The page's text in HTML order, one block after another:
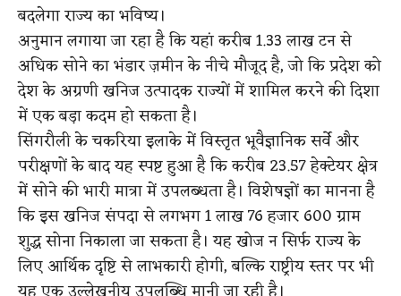
बदलेगा राज्य का भविष्य।
अनुमान लगाया जा रहा है कि यहां करीब 1.33 लाख टन से
अधिक सोने का भंडार ज़मीन के नीचे मौजूद है, जो कि प्रदेश को
देश के अग्रणी खनिज उत्पादक राज्यों में शामिल करने की दिशा
में एक बड़ा कदम हो सकता है।
सिंगरौली के चकरिया इलाके में विस्तृत भूवैज्ञानिक सर्वे और
परीक्षणों के बाद यह स्पष्ट हुआ है कि करीब 23.57 हेक्टेयर क्षेत्र
में सोने की भारी मात्रा में उपलब्धता है। विशेषज्ञों का मानना है
कि इस खनिज संपदा से लगभग 1 लाख 76 हजार 600 ग्राम
शुद्ध सोना निकाला जा सकता है। यह खोज न सिर्फ राज्य के
लिए आर्थिक दृष्टि से लाभकारी होगी, बल्कि राष्ट्रीय स्तर पर भी